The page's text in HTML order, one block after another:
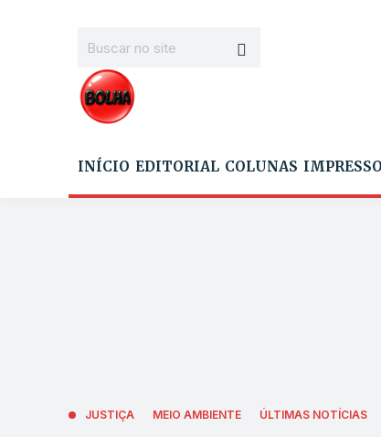
INÍCIO EDITORIAL COLUNAS IMPRESSO
JUSTIÇA MEIO AMBIENTE ÚLTIMAS NOTÍCIAS